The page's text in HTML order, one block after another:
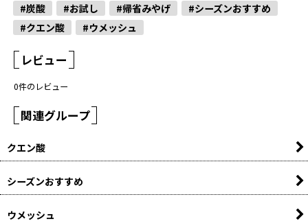
#炭酸
#お試し #帰省みやげ
#シーズンおすすめ
#クエン酸
#ウメッシュ
レビュー
0件のレビュー
関連グループ
クエン酸
シーズンおすすめ
ウメッシュ